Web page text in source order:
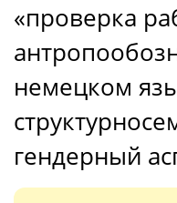
«проверка
немецком
гендерный